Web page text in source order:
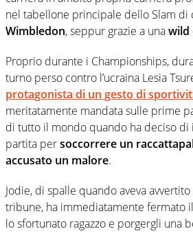
nel tabellone principale dello Slam di
Wimbledon, seppur grazie a unawild
Proprio durante i Championships,
turno perso contro l’ucraina Lesia
protagonista di un gesto di
meritatamente mandata sulle prime
di tutto il mondo quando ha deciso
partita persoccorrere un
accusato un malore.
Jodie, di spalle quando aveva
tribune, ha immediatamente fermato
lo sfortunato ragazzo e porgergli una